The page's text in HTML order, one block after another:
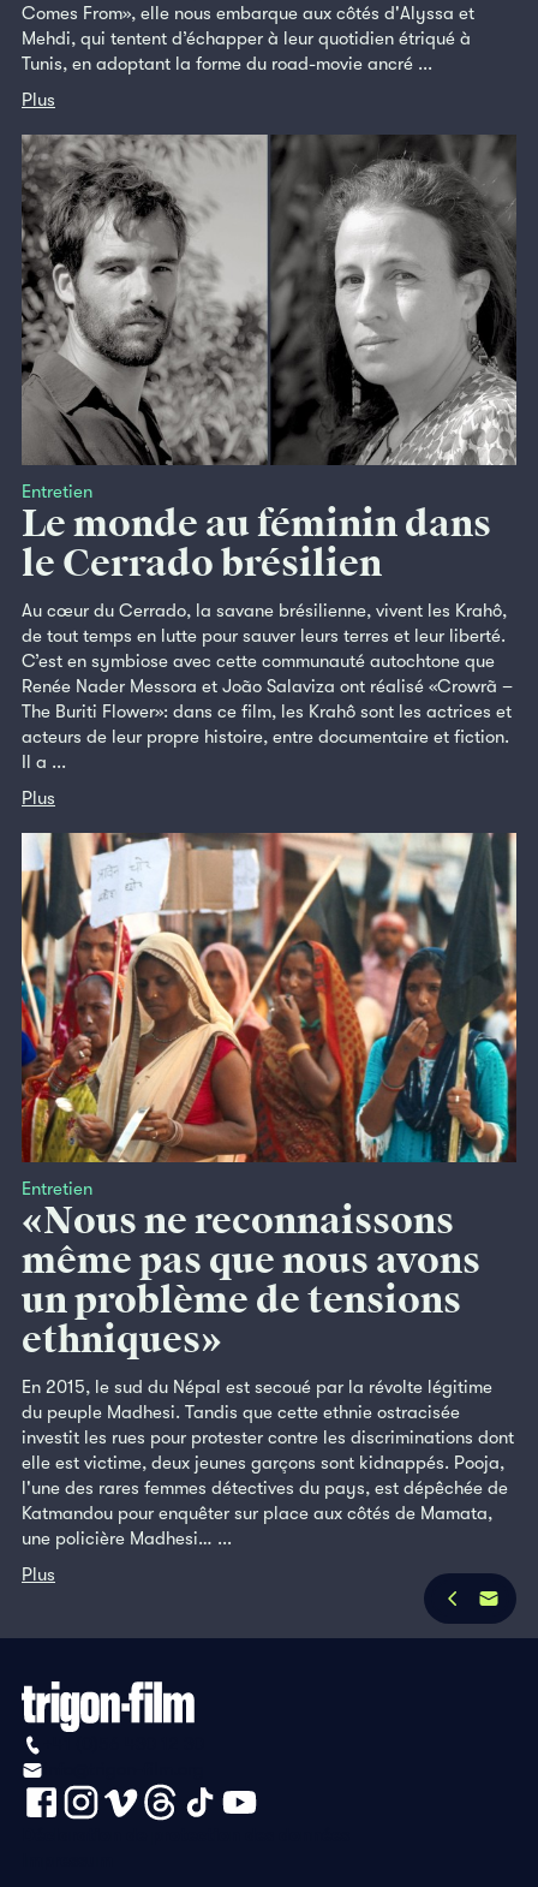
Comes From», elle nous embarque aux côtés d'Alyssa et
Mehdi, qui tentent d’échapper à leur quotidien étriqué à
Tunis, en adoptant la forme du road-movie ancré ...
Plus
Entretien
Le monde au féminin dans
le Cerrado brésilien
Au cœur du Cerrado, la savane brésilienne, vivent les Krahô,
de tout temps en lutte pour sauver leurs terres et leur liberté.
C’est en symbiose avec cette communauté autochtone que
Renée Nader Messora et João Salaviza ont réalisé «Crowrã –
The Buriti Flower»: dans ce film, les Krahô sont les actrices et
acteurs de leur propre histoire, entre documentaire et fiction.
Il a ...
Plus
Entretien
«Nous ne reconnaissons
même pas que nous avons
un problème de tensions
ethniques»
En 2015, le sud du Népal est secoué par la révolte légitime
du peuple Madhesi. Tandis que cette ethnie ostracisée
investit les rues pour protester contre les discriminations dont
elle est victime, deux jeunes garçons sont kidnappés. Pooja,
l'une des rares femmes détectives du pays, est dépêchée de
Katmandou pour enquêter sur place aux côtés de Mamata,
une policière Madhesi… ...
Plus